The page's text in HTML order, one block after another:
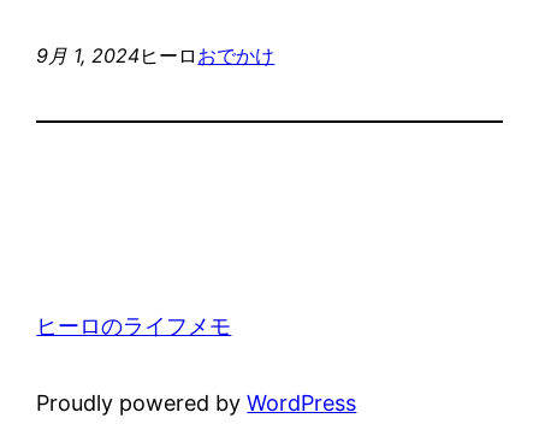
9月 1, 2024ヒーロ おでかけ
ヒーロのライフメモ
Proudly powered byWordPress